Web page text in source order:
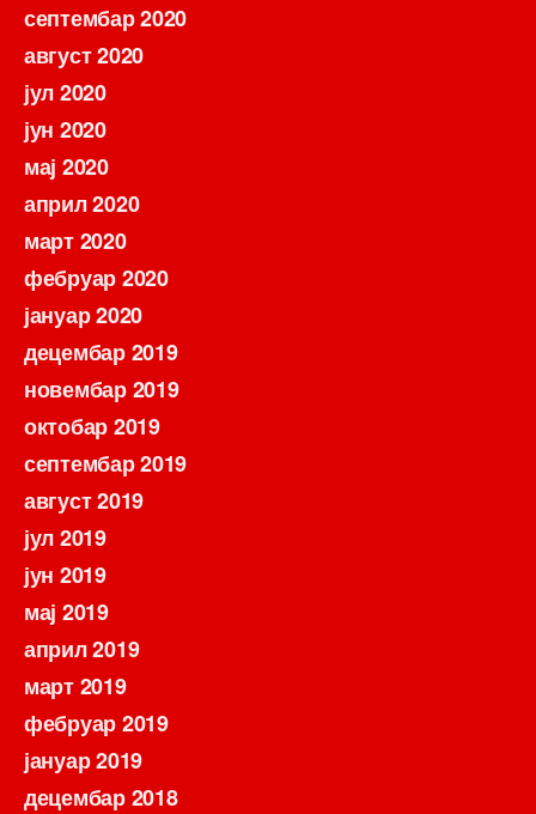
септембар 2020
август 2020
јул 2020
јун 2020
мај 2020
април 2020
март 2020
фебруар 2020
јануар 2020
децембар 2019
новембар 2019
октобар 2019
септембар 2019
август 2019
јул 2019
јун 2019
мај 2019
април 2019
март 2019
фебруар 2019
јануар 2019
децембар 2018